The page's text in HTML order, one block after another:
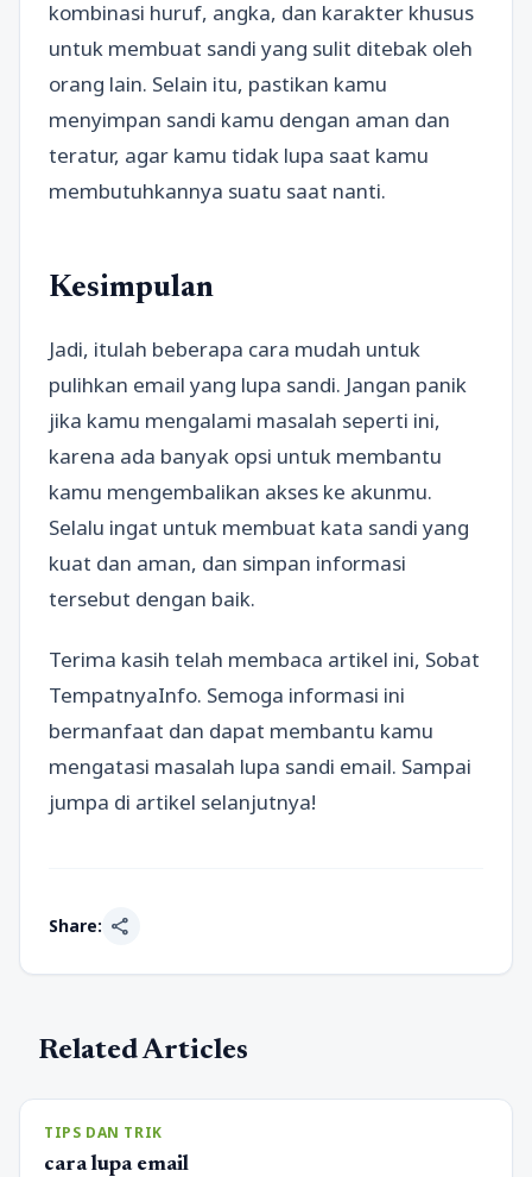
kombinasi huruf, angka, dan karakter khusus
untuk membuat sandi yang sulit ditebak oleh
orang lain. Selain itu, pastikan kamu
menyimpan sandi kamu dengan aman dan
teratur, agar kamu tidak lupa saat kamu
membutuhkannya suatu saat nanti.
Kesimpulan
Jadi, itulah beberapa cara mudah untuk
pulihkan email yang lupa sandi. Jangan panik
jika kamu mengalami masalah seperti ini,
karena ada banyak opsi untuk membantu
kamu mengembalikan akses ke akunmu.
Selalu ingat untuk membuat kata sandi yang
kuat dan aman, dan simpan informasi
tersebut dengan baik.
Terima kasih telah membaca artikel ini, Sobat
TempatnyaInfo. Semoga informasi ini
bermanfaat dan dapat membantu kamu
mengatasi masalah lupa sandi email. Sampai
jumpa di artikel selanjutnya!
Share: share
Related Articles
TIPS DAN TRIK
cara lupa email